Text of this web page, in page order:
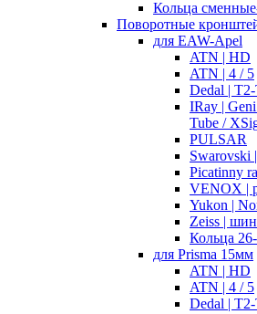
Кольца
Поворотные
для EAW-Apel
ATN | HD
ATN | 4 / 5
Dedal |
IRay |
Tube /
PULSAR
Swarovski
Picatinny
VENOX |
Yukon |
Zeiss |
Кольца
для Prisma 15мм
ATN | HD
ATN | 4 / 5
Dedal |